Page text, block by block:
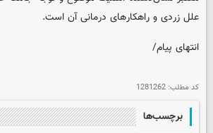
علل زردی و راهکارهای درمانی آن است.
انتهای پیام/
کد مطلب: 1281262
برچسب‌ها